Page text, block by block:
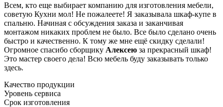
Всем, кто еще выбирает компанию для изготовления мебели,
советую Кухни мол! Не пожалеете! Я заказывала шкаф-купе в
спальню. Начиная с обсуждения заказа и заканчивая
монтажом никаких проблем не было. Все было сделано очень
быстро и качественно. К тому же мне ещё скидку сделали!
Огромное спасибо сборщику Алексею за прекрасный шкаф!
Это мастер своего дела! Всю мебель буду заказывать только
здесь.
Качество продукции
Уровень сервиса
Срок изготовления